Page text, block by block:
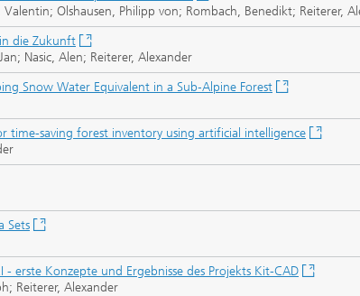
Olshausen, Philipp von; Rombach, Benedikt; Reiterer,
die Zukunft
Nasic, Alen; Reiterer, Alexander
Snow Water Equivalent in a Sub‐Alpine Forest
saving forest inventory using artificial intelligence
Sets
Konzepte und Ergebnisse des Projekts Kit-CAD
Reiterer, Alexander